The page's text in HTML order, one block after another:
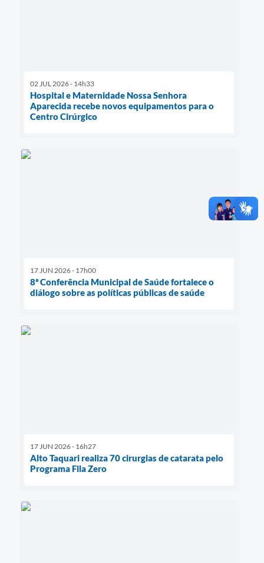
02 JUL 2026 - 14h33
Hospital e Maternidade Nossa Senhora
Aparecida recebe novos equipamentos para o
Centro Cirúrgico
17 JUN 2026 - 17h00
8ª Conferência Municipal de Saúde fortalece o
diálogo sobre as políticas públicas de saúde
17 JUN 2026 - 16h27
Alto Taquari realiza 70 cirurgias de catarata pelo
Programa Fila Zero